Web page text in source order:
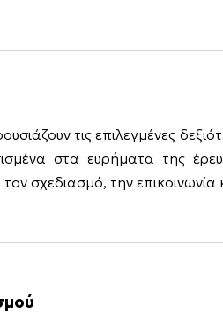
τις επιλεγμένες
στα ευρήματα της
σχεδιασμό, την